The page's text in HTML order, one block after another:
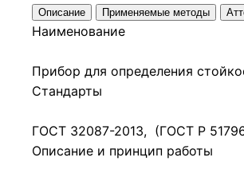
Описание Применяемые методы
Наименование
Прибор для определения
Стандарты
ГОСТ 32087-2013, (ГОСТ Р
Описание и принцип работы